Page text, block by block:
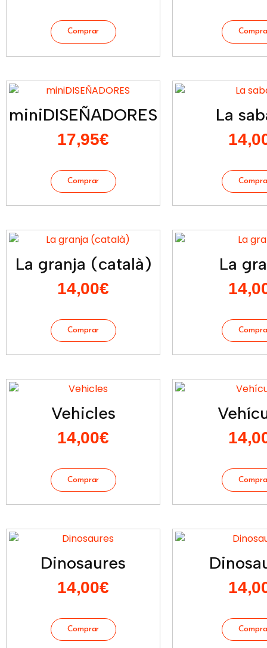
miniDISEÑADORES
17,95€
La
La granja (català)
14,00€
La
Vehicles
14,00€
Dinosaures
14,00€